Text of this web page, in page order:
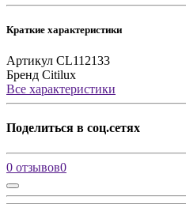
Краткие характеристики
Артикул CL112133
Бренд Citilux
Все характеристики
Поделиться в соц.сетях
0 отзывов0